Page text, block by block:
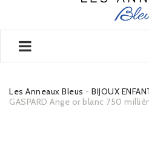
Les Anneaux Bleus BIJOUX
GASPARD Ange or blanc 750